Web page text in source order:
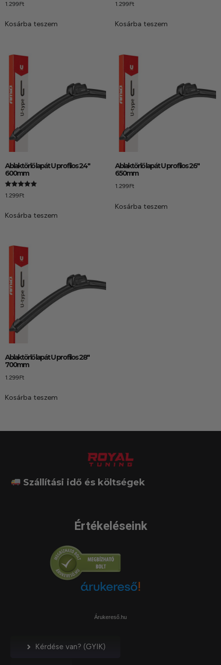
1.299Ft
Kosárba teszem
1.299Ft
Kosárba teszem
Ablaktörlő lapát U profilos 24″
600mm
Értékelés:
5.00
1.299Ft
Kosárba teszem
Ablaktörlő lapát U profilos 26″
650mm
1.299Ft
Kosárba teszem
Ablaktörlő lapát U profilos 28″
700mm
1.299Ft
Kosárba teszem
Szállítási idő és költségek
Értékeléseink
Árukereső.hu
Kérdése van? (GYIK)